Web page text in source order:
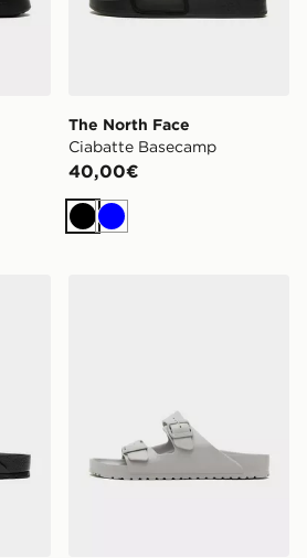
The North Face
Ciabatte Basecamp
40,00€
Nero
Blu